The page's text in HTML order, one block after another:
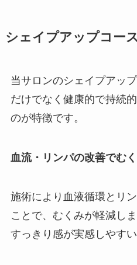
シェイプアップコー
当サロンのシェイプアッ
だけでなく健康的で持続
のが特徴です。
血流・リンパの改善でむ
施術により血液循環とリ
ことで、むくみが軽減し
すっきり感が実感しやすい